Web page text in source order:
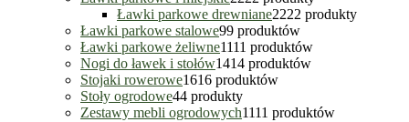
Ławki parkowe drewniane2222 produkty
Ławki parkowe stalowe99 produktów
Ławki parkowe żeliwne1111 produktów
Nogi do ławek i stołów1414 produktów
Stojaki rowerowe1616 produktów
Stoły ogrodowe44 produkty
Zestawy mebli ogrodowych1111 produktów